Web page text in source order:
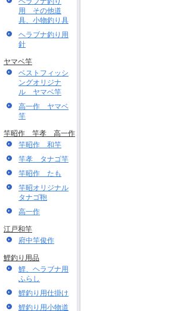
用 その他道
具、小物釣り具
ヘラブナ釣り用
針
ヤマベ竿
ベストフィッシ
ングオリジナ
ル ヤマベ竿
高一作 ヤマベ
竿
竿昭作 竿孝 高一作
竿昭作 和竿
竿孝 タナゴ竿
竿昭作 たも
竿昭オリジナル
タナゴ鞄
高一作
江戸和竿
府中竿俊作
鯉釣り用品
鯉、ヘラブナ用
ふらし
鯉釣り用仕掛け
鯉釣り用小物道